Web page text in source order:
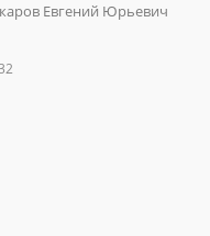
Евгений Юрьевич